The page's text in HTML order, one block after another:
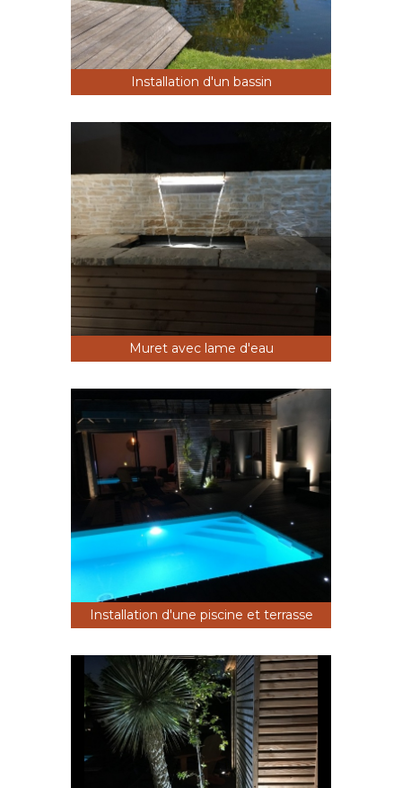
Installation d'un bassin
Muret avec lame d'eau
Installation d'une piscine et terrasse